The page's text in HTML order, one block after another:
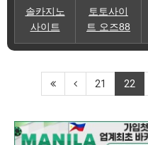
솔카지노
사이트
토토사이
트 오즈88
21 22